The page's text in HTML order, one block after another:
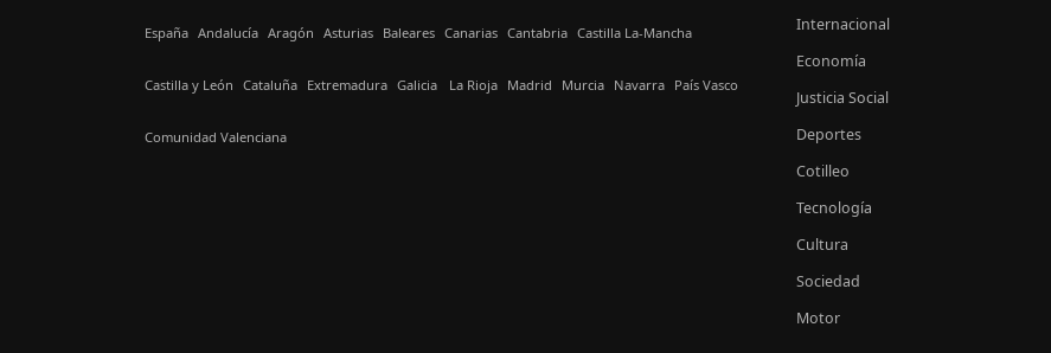
España Andalucía Aragón Asturias Baleares Canarias Cantabria Castilla La-Mancha
Castilla y León Cataluña Extremadura Galicia La Rioja Madrid Murcia Navarra País Vasco
Comunidad Valenciana
Internacional
Economía
Justicia Social
Deportes
Cotilleo
Tecnología
Cultura
Sociedad
Motor